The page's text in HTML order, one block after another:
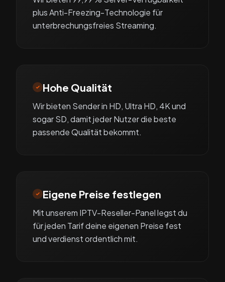
plus Anti-Freezing-Technologie für
unterbrechungsfreies Streaming.
Hohe Qualität
Wir bieten Sender in HD, Ultra HD, 4K und
sogar SD, damit jeder Nutzer die beste
passende Qualität bekommt.
Eigene Preise festlegen
Mit unserem IPTV-Reseller-Panel legst du
für jeden Tarif deine eigenen Preise fest
und verdienst ordentlich mit.